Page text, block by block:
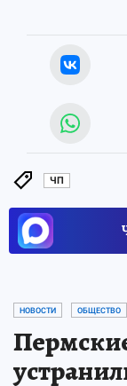
ЧП
НОВОСТИ ОБЩЕСТВО